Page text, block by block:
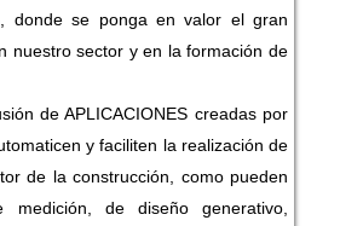
donde se ponga en valor el gran
nuestro sector y en la formación de
de APLICACIONES creadas por
y faciliten la realización de
de la construcción, como pueden
medición, de diseño generativo,